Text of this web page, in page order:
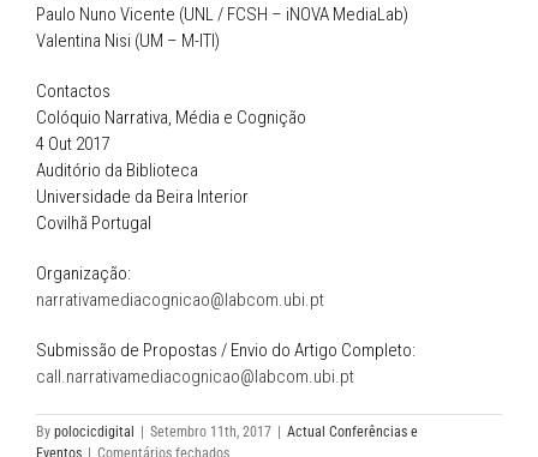
Paulo Nuno Vicente (UNL / FCSH – iNOVA MediaLab)
Valentina Nisi (UM – M-ITI)
Contactos
Colóquio Narrativa, Média e Cognição
4 Out 2017
Auditório da Biblioteca
Universidade da Beira Interior
Covilhã Portugal
Organização:
narrativamediacognicao@labcom.ubi.pt
Submissão de Propostas / Envio do Artigo Completo:
call.narrativamediacognicao@labcom.ubi.pt
By polocicdigital Setembro 11th, 2017
Actual Conferências e
Eventos
Comentários fechadosem